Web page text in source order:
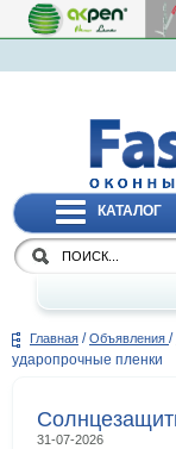
КАТАЛОГ
Главная / Объявления /
ударопрочные пленки
31-07-2026